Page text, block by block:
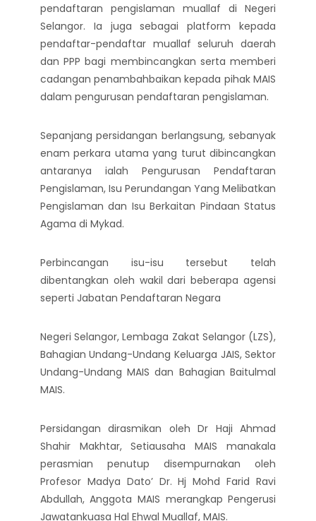
pendaftaran pengislaman muallaf di Negeri
Selangor. Ia juga sebagai platform kepada
pendaftar-pendaftar muallaf seluruh daerah
dan PPP bagi membincangkan serta memberi
cadangan penambahbaikan kepada pihak MAIS
dalam pengurusan pendaftaran pengislaman.
Sepanjang persidangan berlangsung, sebanyak
enam perkara utama yang turut dibincangkan
antaranya ialah Pengurusan Pendaftaran
Pengislaman, Isu Perundangan Yang Melibatkan
Pengislaman dan Isu Berkaitan Pindaan Status
Agama di Mykad.
Perbincangan isu-isu tersebut telah
dibentangkan oleh wakil dari beberapa agensi
seperti Jabatan Pendaftaran Negara
Negeri Selangor, Lembaga Zakat Selangor (LZS),
Bahagian Undang-Undang Keluarga JAIS, Sektor
Undang-Undang MAIS dan Bahagian Baitulmal
MAIS.
Persidangan dirasmikan oleh Dr Haji Ahmad
Shahir Makhtar, Setiausaha MAIS manakala
perasmian penutup disempurnakan oleh
Profesor Madya Dato’ Dr. Hj Mohd Farid Ravi
Abdullah, Anggota MAIS merangkap Pengerusi
Jawatankuasa Hal Ehwal Muallaf, MAIS.